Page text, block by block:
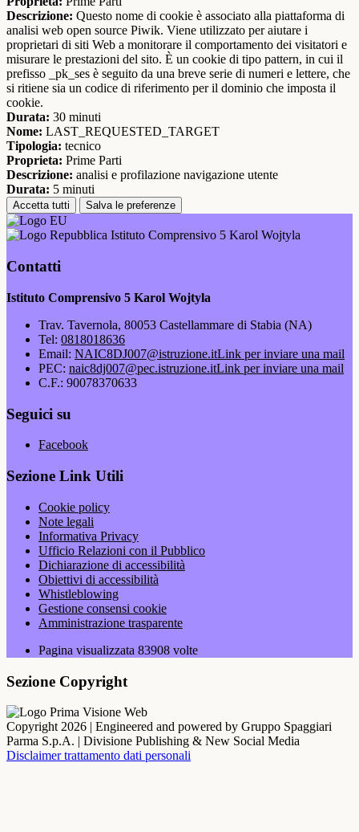
Descrizione: Questo nome di cookie è associato alla piattaforma di
analisi web open source Piwik. Viene utilizzato per aiutare i
proprietari di siti Web a monitorare il comportamento dei visitatori e
misurare le prestazioni del sito. È un cookie di tipo pattern, in cui il
prefisso _pk_ses è seguito da una breve serie di numeri e lettere, che
si ritiene sia un codice di riferimento per il dominio che imposta il
cookie.
Durata: 30 minuti
Nome: LAST_REQUESTED_TARGET
Tipologia: tecnico
Proprieta: Prime Parti
Descrizione: analisi e profilazione navigazione utente
Durata: 5 minuti
Accetta tutti Salva le preferenze
Istituto Comprensivo 5 Karol Wojtyla
Contatti
Istituto Comprensivo 5 Karol Wojtyla
Trav. Tavernola, 80053 Castellammare di Stabia (NA)
Tel: 0818018636
Email: NAIC8DJ007@istruzione.itLink per inviare una mail
PEC: naic8dj007@pec.istruzione.itLink per inviare una mail
C.F.: 90078370633
Seguici su
Facebook
Sezione Link Utili
Cookie policy
Note legali
Informativa Privacy
Ufficio Relazioni con il Pubblico
Dichiarazione di accessibilità
Obiettivi di accessibilità
Whistleblowing
Gestione consensi cookie
Amministrazione trasparente
Pagina visualizzata 83908 volte
Sezione Copyright
Copyright 2026 | Engineered and powered by Gruppo Spaggiari
Parma S.p.A. | Divisione Publishing & New Social Media
Disclaimer trattamento dati personali